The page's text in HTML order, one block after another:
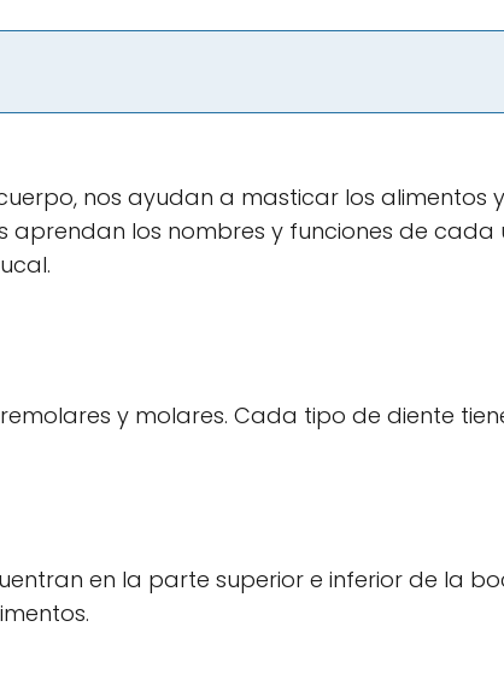
nos ayudan a masticar los alimentos
aprendan los nombres y funciones de cada
y molares. Cada tipo de diente
en la parte superior e inferior de la